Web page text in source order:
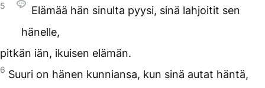
5
Elämää hän sinulta pyysi, sinä lahjoitit sen
hänelle,
pitkän iän, ikuisen elämän.
6 Suuri on hänen kunniansa, kun sinä autat häntä,